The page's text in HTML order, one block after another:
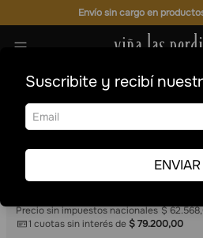
Envío sin cargo en
Cajas Mixtas Estuche mix
Logia Malbec
79.200,00
Precio sin impuestos nacionales $
1 cuotas sin interés de $79.200,00
Suscribite y recibí
ENVIAR